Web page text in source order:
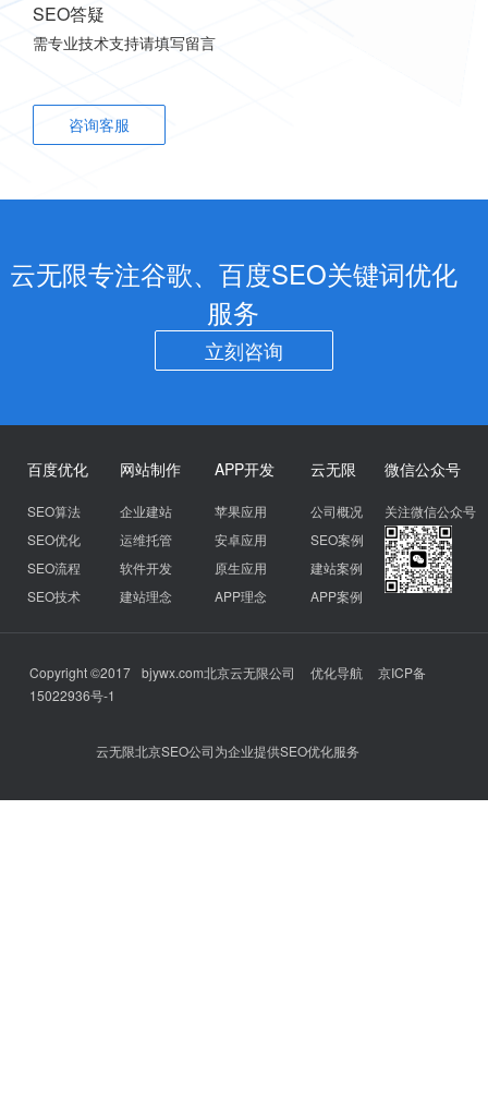
SEO答疑
需专业技术支持请填写留言
咨询客服
云无限专注谷歌、百度SEO关键词优化
服务
立刻咨询
百度优化
SEO算法
SEO优化
SEO流程
SEO技术
网站制作
企业建站
运维托管
软件开发
建站理念
APP开发
苹果应用
安卓应用
原生应用
APP理念
云无限
公司概况
SEO案例
建站案例
APP案例
微信公众号
关注微信公众号
Copyright ©2017 bjywx.com北京云无限公司 优化导航
京ICP备
15022936号-1
云无限北京SEO公司为企业提供SEO优化服务